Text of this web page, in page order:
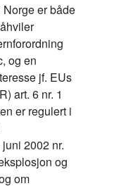
er både
og en
jf. EUs
art. 6 nr. 1
er regulert i
2002 nr.
og
om